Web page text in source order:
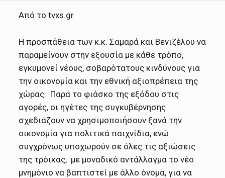
Από το tvxs.gr
Η προσπάθεια των κ.κ. Σαμαρά και Βενιζέλου να
παραμείνουν στην εξουσία με κάθε τρόπο,
εγκυμονεί νέους, σοβαρότατους κινδύνους για
την οικονομία και την εθνική αξιοπρέπεια της
χώρας. Παρά το φιάσκο της εξόδου στις
αγορές, οι ηγέτες της συγκυβέρνησης
σχεδιάζουν να χρησιμοποιήσουν ξανά την
οικονομία για πολιτικά παιχνίδια, ενώ
συγχρόνως υποχωρούν σε όλες τις αξιώσεις
της τρόικας, με μοναδικό αντάλλαγμα το νέο
μνημόνιο να βαπτιστεί με άλλο όνομα, για να